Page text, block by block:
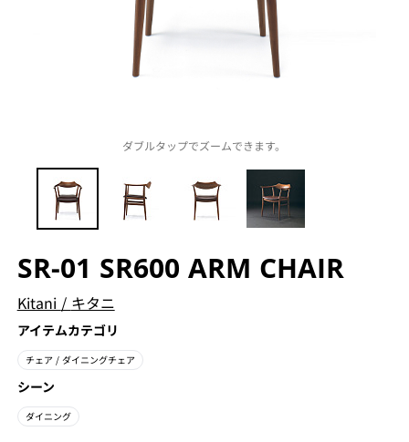
ダブルタップでズームできます。
SR-01 SR600 ARM CHAIR
Kitani / キタニ
アイテムカテゴリ
チェア / ダイニングチェア
シーン
ダイニング